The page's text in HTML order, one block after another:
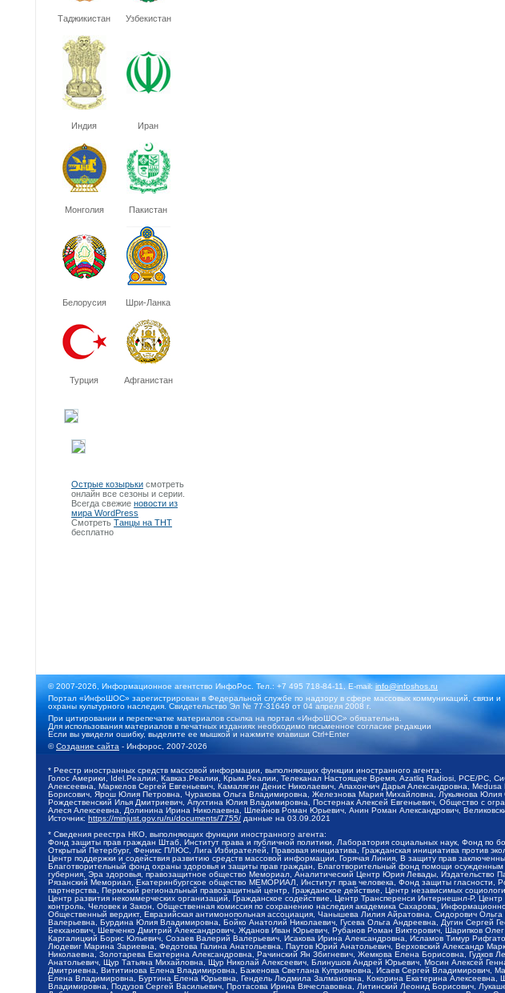
Таджикистан Узбекистан
Индия Иран
Монголия Пакистан
Белорусия Шри-Ланка
Турция Афганистан
Острые козырьки смотреть
онлайн все сезоны и серии.
Всегда свежие новости из
мира WordPress
Смотреть Танцы на ТНТ
бесплатно
© 2007-2026, Информационное агентство ИнфоРос. Тел.: +7 495 718-84-11, E-mail:info@infoshos.ru
Портал «ИнфоШОС» зарегистрирован в Федеральной службе по надзору в сфере массовых коммуникаций, связи и
охраны культурного наследия. Свидетельство Эл № 77-31649 от 04 апреля 2008 г.
При цитировании и перепечатке материалов ссылка на портал «ИнфоШОС» обязательна.
Для использования материалов в печатных изданиях необходимо письменное согласие редакции
Если вы увидели ошибку, выделите ее мышкой и нажмите клавиши Ctrl+Enter
©Создание сайта - Инфорос, 2007-2026
* Реестр иностранных средств массовой информации, выполняющих функции иностранного агента:
Голос Америки, Idel.Реалии, Кавказ.Реалии, Крым.Реалии, Телеканал Настоящее Время, Azatliq Radiosi, PCE/PC,
Алексеевна, Маркелов Сергей Евгеньевич, Камалягин Денис Николаевич, Апахончич Дарья Александровна,
Борисович, Ярош Юлия Петровна, Чуракова Ольга Владимировна, Железнова Мария Михайловна, Лукьянова
Рождественский Илья Дмитриевич, Апухтина Юлия Владимировна, Постернак Алексей Евгеньевич, Общество с
Алеся Алексеевна, Долинина Ирина Николаевна, Шлейнов Роман Юрьевич, Анин Роман Александрович,
Источник: https://minjust.gov.ru/ru/documents/7755/ данные на 03.09.2021
* Сведения реестра НКО, выполняющих функции иностранного агента:
Фонд защиты прав граждан Штаб, Институт права и публичной политики, Лаборатория социальных наук, Фонд
Открытый Петербург, Феникс ПЛЮС, Лига Избирателей, Правовая инициатива, Гражданская инициатива против
Центр поддержки и содействия развитию средств массовой информации, Горячая Линия, В защиту прав
Благотворительный фонд охраны здоровья и защиты прав граждан, Благотворительный фонд помощи
губерния, Эра здоровья, правозащитное общество Мемориал, Аналитический Центр Юрия Левады,
Рязанский Мемориал, Екатеринбургское общество МЕМОРИАЛ, Институт прав человека, Фонд защиты гласности,
партнерства, Пермский региональный правозащитный центр, Гражданское действие, Центр независимых
Центр развития некоммерческих организаций, Гражданское содействие, Центр Трансперенси Интернешнл-Р,
контроль, Человек и Закон, Общественная комиссия по сохранению наследия академика Сахарова,
Общественный вердикт, Евразийская антимонопольная ассоциация, Чанышева Лилия Айратовна, Сидорович
Валерьевна, Бурдина Юлия Владимировна, Бойко Анатолий Николаевич, Гусева Ольга Андреевна, Дугин Сергей
Бекханович, Шевченко Дмитрий Александрович, Жданов Иван Юрьевич, Рубанов Роман Викторович, Шарипков
Каргалицкий Борис Юльевич, Созаев Валерий Валерьевич, Исакова Ирина Александровна, Исламов Тимур
Людевиг Марина Зариевна, Федотова Галина Анатольевна, Паутов Юрий Анатольевич, Верховский Александр
Николаевна, Золотарева Екатерина Александровна, Рачинский Ян Збигневич, Жемкова Елена Борисовна,
Анатольевич, Щур Татьяна Михайловна, Щур Николай Алексеевич, Блинушов Андрей Юрьевич, Мосин Алексей
Дмитриевна, Вититинова Елена Владимировна, Баженова Светлана Куприяновна, Исаев Сергей Владимирович,
Елена Владимировна, Буртина Елена Юрьевна, Гендель Людмила Залмановна, Кокорина Екатерина
Владимировна, Подузов Сергей Васильевич, Протасова Ирина Вячеславовна, Литинский Леонид Борисович,